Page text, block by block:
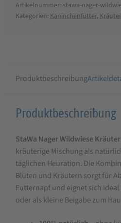
Artikelnummer: stawa-nager-
Kategorien: Kaninchenfutter,
Produktbeschreibung
Produktbeschreibung
StaWa
Nager
Wildwiese
Kräutermix
500
Produktbeschreibung
StaWa Nager Wildwiese
kräuterige Mischung als
täglichen Heuration. Die
Blüten und Kräutern sorgt für
Futternapf und eignet sich ideal
oder als kleine Beigabe zum